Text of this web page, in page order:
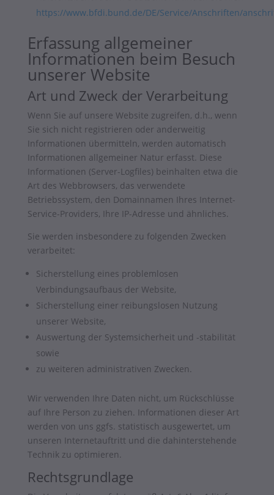
https://www.bfdi.bund.de/DE/Service/Anschriften/
Erfassung allgemeiner
Informationen beim Besuch
unserer Website
Art und Zweck der Verarbeitung
Wenn Sie auf unsere Website zugreifen, d.h., wenn
Sie sich nicht registrieren oder anderweitig
Informationen übermitteln, werden automatisch
Informationen allgemeiner Natur erfasst. Diese
Informationen (Server-Logfiles) beinhalten etwa die
Art des Webbrowsers, das verwendete
Betriebssystem, den Domainnamen Ihres Internet-
Service-Providers, Ihre IP-Adresse und ähnliches.
Sie werden insbesondere zu folgenden Zwecken
verarbeitet:
Sicherstellung eines problemlosen
Verbindungsaufbaus der Website,
Sicherstellung einer reibungslosen Nutzung
unserer Website,
Auswertung der Systemsicherheit und -stabilität
sowie
zu weiteren administrativen Zwecken.
Wir verwenden Ihre Daten nicht, um Rückschlüsse
auf Ihre Person zu ziehen. Informationen dieser Art
werden von uns ggfs. statistisch ausgewertet, um
unseren Internetauftritt und die dahinterstehende
Technik zu optimieren.
Rechtsgrundlage